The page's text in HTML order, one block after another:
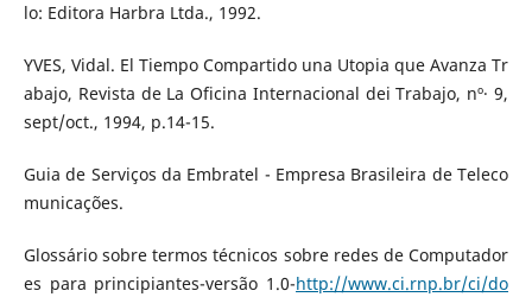
lo: Editora Harbra Ltda., 1992.
YVES, Vidal. El Tiempo Compartido una Utopia que Avanza Tr
abajo, Revista de La Oficina Internacional dei Trabajo, nº· 9,
sept/oct., 1994, p.14-15.
Guia de Serviços da Embratel - Empresa Brasileira de Teleco
municações.
Glossário sobre termos técnicos sobre redes de Computador
es para principiantes-versão 1.0-http://www.ci.rnp.br/ci/do